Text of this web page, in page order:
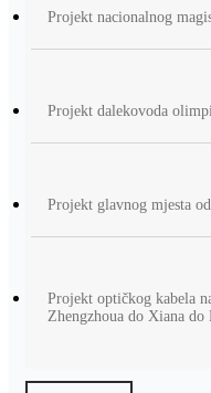
Projekt nacionalnog
Projekt dalekovoda
Projekt glavnog mjesta
Projekt optičkog kabela
Zhengzhoua do Xiana do